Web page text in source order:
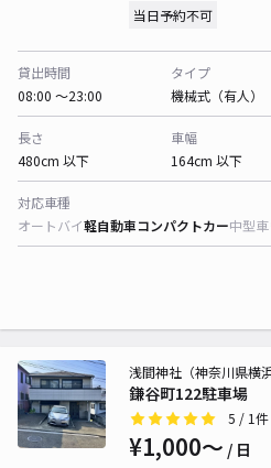
当日予約不可
貸出時間
08:00 〜23:00
タイプ
機械式（有人）
長さ
480cm 以下
車幅
164cm 以下
対応車種
オートバイ軽自動車コンパクトカー中型車
鎌谷町122駐車場
浅間神社（神奈川県横
5 / 1件
¥1,000〜 / 日